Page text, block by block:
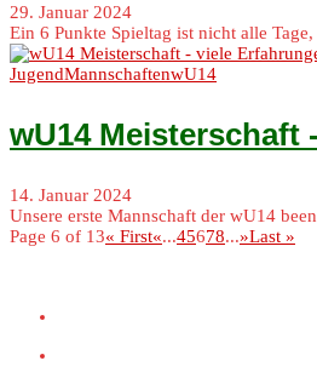
29. Januar 2024
Ein 6 Punkte Spieltag ist nicht alle
JugendMannschaftenwU14
wU14 Meisterschaft
14. Januar 2024
Unsere erste Mannschaft der wU14
Page 6 of 13« First«...45678...»Last »